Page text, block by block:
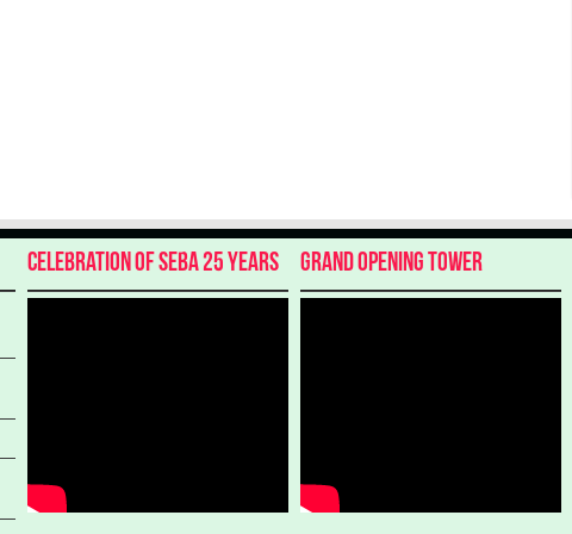
Celebration of SEBA 25 Years Grand Opening Tower